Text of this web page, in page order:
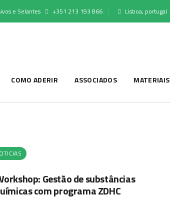
e Selantes +351 213 193 866 Lisboa, portugal
COMO ADERIR ASSOCIADOS MATERIAIS
Gestão de substâncias
com programa ZDHC